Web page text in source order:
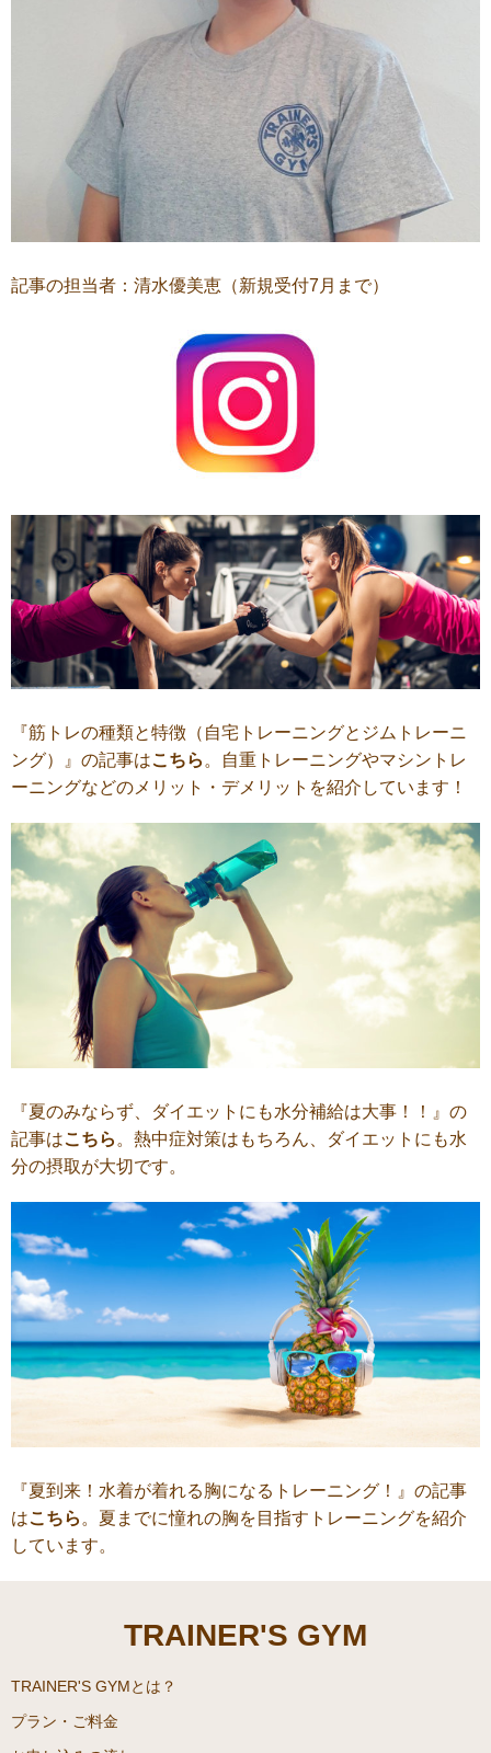
記事の担当者：清水優美恵（新規受付7月まで）
『筋トレの種類と特徴（自宅トレーニングとジムトレーニ
ング）』の記事はこちら 。自重トレーニングやマシントレ
ーニングなどのメリット・デメリットを紹介しています！
『夏のみならず、ダイエットにも水分補給は大事！！』の
記事はこちら 。熱中症対策はもちろん、ダイエットにも水
分の摂取が大切です。
『夏到来！水着が着れる胸になるトレーニング！』の記事
はこちら 。夏までに憧れの胸を目指すトレーニングを紹介
しています。
TRAINER'S GYM
TRAINER'S GYMとは？
プラン・ご料金